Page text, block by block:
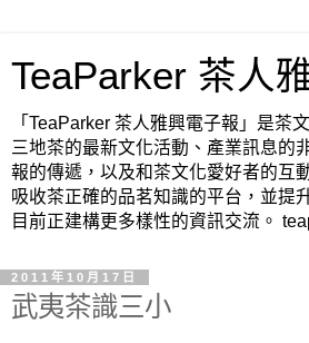
TeaParker 茶人
「TeaParker 茶人雅興電子報」是茶
三地茶的最新文化活動、產業訊息的
報的傳遞，以及和茶文化愛好者的互
吸收茶正確的品茗知識的平台，並提
目前正建構更多樣性的資訊交流。
2011年10月17日
武夷茶識三小